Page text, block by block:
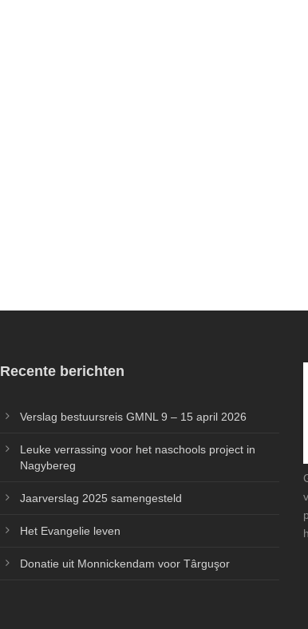
Recente berichten
Verslag bestuursreis GMNL 9 – 15 april 2026
Leuke verrassing voor het naschools project in
Nagybereg
Jaarverslag 2025 samengesteld
Het Evangelie leven
Donatie uit Monnickendam voor Târguşor